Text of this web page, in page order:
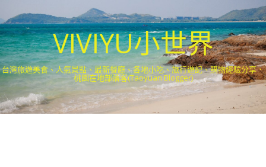
VIVIYU小世界
台灣旅遊美食、人氣景點、最新餐廳、各地小吃、旅行遊記、購物經驗分享．
桃園在地部落客(Taoyuan Blogger)